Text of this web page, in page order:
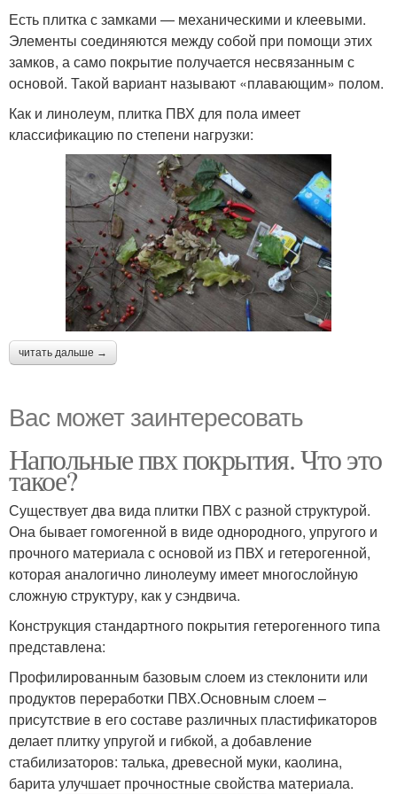
Есть плитка с замками — механическими и клеевыми.
Элементы соединяются между собой при помощи этих
замков, а само покрытие получается несвязанным с
основой. Такой вариант называют «плавающим» полом.
Как и линолеум, плитка ПВХ для пола имеет
классификацию по степени нагрузки:
читать дальше →
Вас может заинтересовать
Напольные пвх покрытия. Что это
такое?
Существует два вида плитки ПВХ с разной структурой.
Она бывает гомогенной в виде однородного, упругого и
прочного материала с основой из ПВХ и гетерогенной,
которая аналогично линолеуму имеет многослойную
сложную структуру, как у сэндвича.
Конструкция стандартного покрытия гетерогенного типа
представлена:
Профилированным базовым слоем из стеклонити или
продуктов переработки ПВХ.Основным слоем –
присутствие в его составе различных пластификаторов
делает плитку упругой и гибкой, а добавление
стабилизаторов: талька, древесной муки, каолина,
барита улучшает прочностные свойства материала.